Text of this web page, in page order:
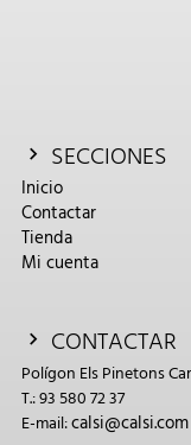
SECCIONES
Inicio
Contactar
Tienda
Mi cuenta
CONTACTAR
Polígon Els Pinetons
T.: 93 580 72 37
E-mail:calsi@calsi.com